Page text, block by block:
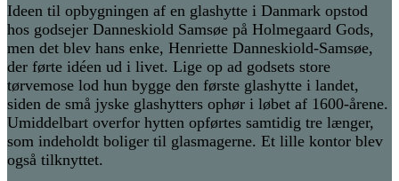
Ideen til opbygningen af en glashytte i Danmark opstod
hos godsejer Danneskiold Samsøe på Holmegaard Gods,
men det blev hans enke, Henriette Danneskiold-Samsøe,
der førte idéen ud i livet. Lige op ad godsets store
tørvemose lod hun bygge den første glashytte i landet,
siden de små jyske glashytters ophør i løbet af 1600-årene.
Umiddelbart overfor hytten opførtes samtidig tre længer,
som indeholdt boliger til glasmagerne. Et lille kontor blev
også tilknyttet.